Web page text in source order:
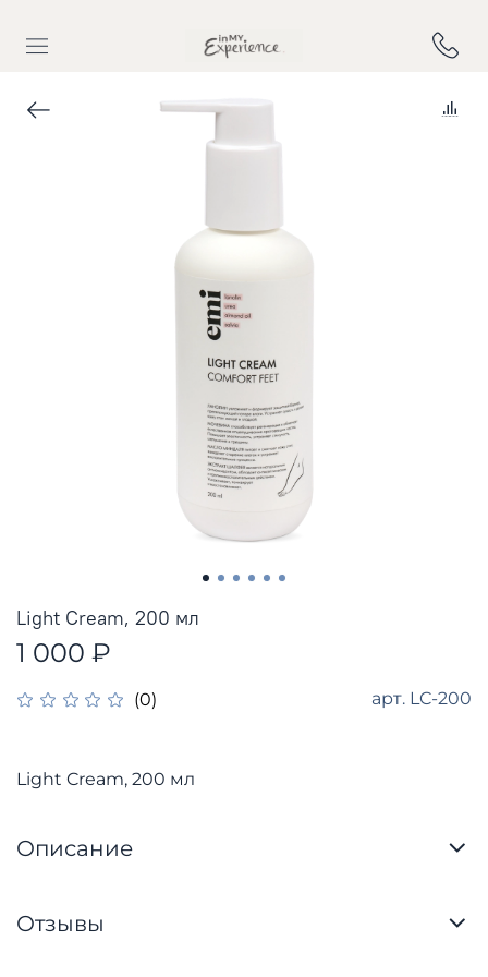
(0) арт. LC-200
Light Cream, 200 мл
1 000 ₽
Light Cream, 200 мл
Описание
Отзывы